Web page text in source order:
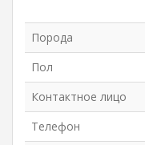
Порода
Пол
Контактное лицо
Телефон